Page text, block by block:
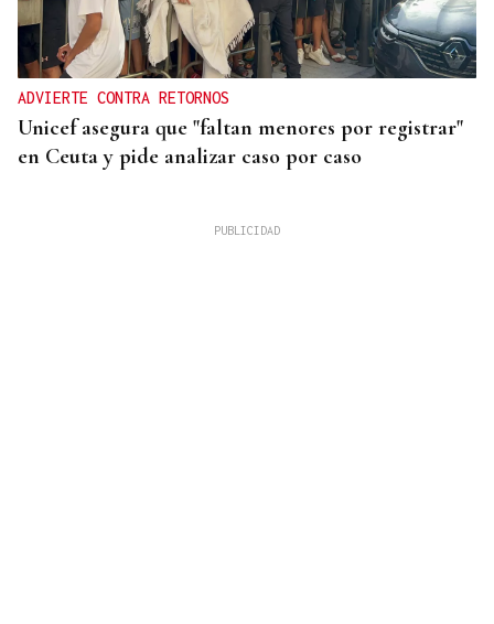
ADVIERTE CONTRA RETORNOS
Unicef asegura que "faltan menores por registrar"
en Ceuta y pide analizar caso por caso